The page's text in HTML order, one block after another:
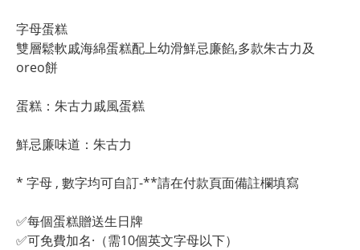
字母蛋糕
雙層鬆軟戚海綿蛋糕配上幼滑鮮忌廉餡,多款朱古力及
oreo餅
蛋糕：朱古力戚風蛋糕
鮮忌廉味道：朱古力
* 字母 , 數字均可自訂-**請在付款頁面備註欄填寫
✅每個蛋糕贈送生日牌
✅可免費加名·（需10個英文字母以下）